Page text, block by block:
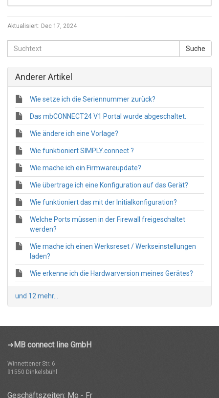
Aktualisiert: Dec 17, 2024
Anderer Artikel
Wie setze ich die Seriennummer zurück?
Das mbCONNECT24 V1 Portal wurde abgeschaltet.
Wie ändere ich eine Vorlage?
Wie funktioniert SIMPLY.connect ?
Wie mache ich ein Firmwareupdate?
Wie übertrage ich eine Konfiguration auf das Gerät?
Wie funktioniert das mit der Initialkonfiguration?
Welche Ports müssen in der Firewall freigeschaltet
werden?
Wie mache ich einen Werksreset / Werkseinstellungen
laden?
Wie erkenne ich die Hardwarversion meines Gerätes?
und 12 mehr...
➜ MB connect line GmbH
Winnettener Str. 6
91550 Dinkelsbühl
Geschäftszeiten: Mo - Fr